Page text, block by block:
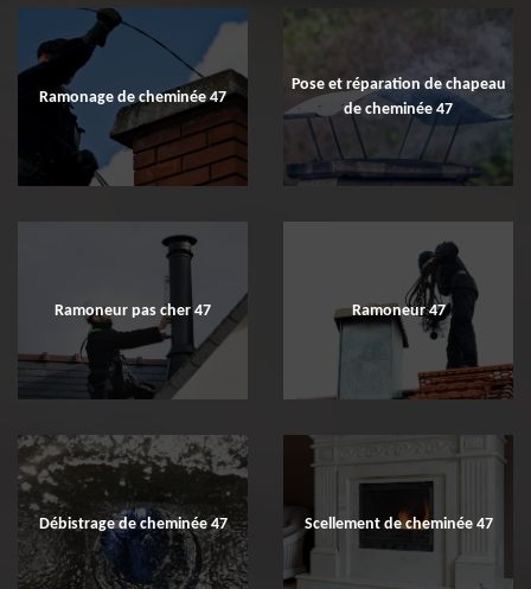
Ramonage de cheminée 47
Pose et réparation de chapeau
de cheminée 47
Ramoneur pas cher 47 Ramoneur 47
Débistrage de cheminée 47 Scellement de cheminée 47